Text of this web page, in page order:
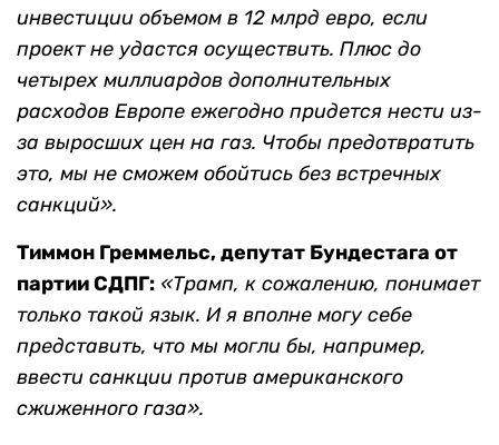
инвестиции объемом в 12 млрд евро, если
проект не удастся осуществить. Плюс до
четырех миллиардов дополнительных
расходов Европе ежегодно придется нести из-
за выросших цен на газ. Чтобы предотвратить
это, мы не сможем обойтись без встречных
санкций».
Тиммон Греммельс, депутат Бундестага от
партии СДПГ: «Трамп, к сожалению, понимает
только такой язык. И я вполне могу себе
представить, что мы могли бы, например,
ввести санкции против американского
сжиженного газа».